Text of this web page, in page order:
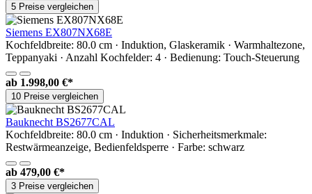
5 Preise vergleichen
Siemens EX807NX68E
Kochfeldbreite: 80.0 cm · Induktion, Glaskeramik · Warmhaltezone,
Teppanyaki · Anzahl Kochfelder: 4 · Bedienung: Touch-Steuerung
ab 1.998,00 €*
10 Preise vergleichen
Bauknecht BS2677CAL
Kochfeldbreite: 80.0 cm · Induktion · Sicherheitsmerkmale:
Restwärmeanzeige, Bedienfeldsperre · Farbe: schwarz
ab 479,00 €*
3 Preise vergleichen